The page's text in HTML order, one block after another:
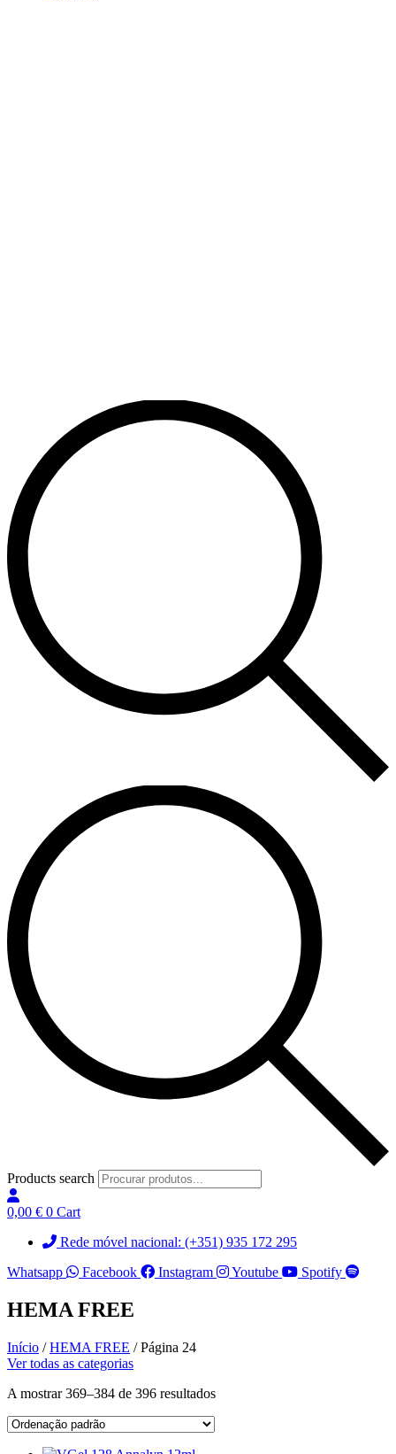
Products search
0,00 € 0 Cart
Rede móvel nacional: (+351) 935 172 295
Whatsapp
Facebook Instagram Youtube Spotify
HEMA FREE
Início /HEMA FREE / Página 24
Ver todas as categorias
A mostrar 369–384 de 396 resultados